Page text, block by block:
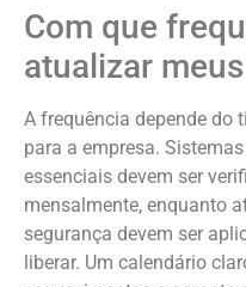
Com que
atualizar
A frequência depende do
para a empresa.
essenciais devem ser
mensalmente, enquanto
segurança devem ser
liberar. Um calendário